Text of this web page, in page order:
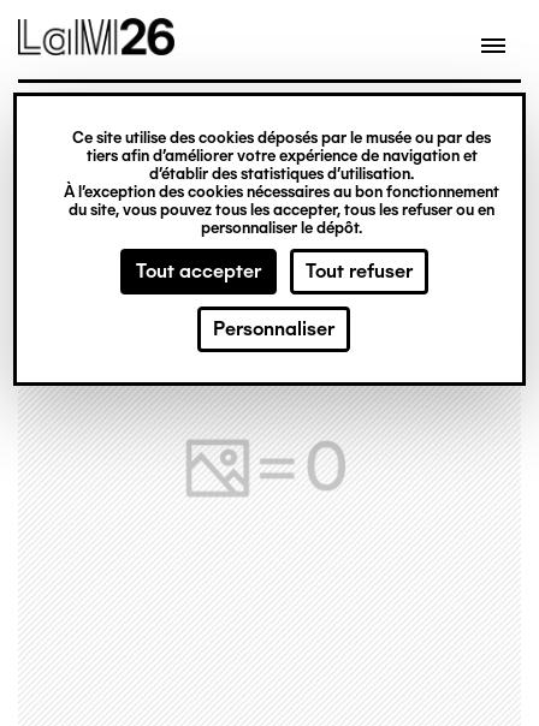
Gestion des cookies
Ce site utilise des cookies déposés par le musée ou par des
tiers afin d’améliorer votre expérience de navigation et
d’établir des statistiques d’utilisation.
À l’exception des cookies nécessaires au bon fonctionnement
du site, vous pouvez tous les accepter, tous les refuser ou en
personnaliser le dépôt.
Tout accepter Tout refuser
Personnaliser
contenu